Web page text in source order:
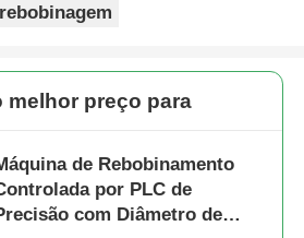
melhor preço para
de Rebobinamento
por PLC de
com Diâmetro de